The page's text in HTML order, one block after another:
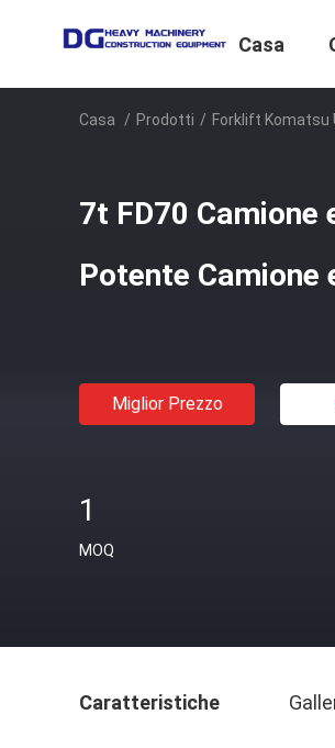
Casa
Casa / Prodotti / Forklift Komatsu
7t FD70
Potente
Miglior Prezzo
1
MOQ
Caratteristiche